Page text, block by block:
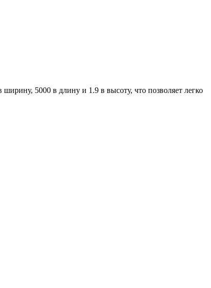
5000 в длину и 1.9 в высоту, что позволяет легко